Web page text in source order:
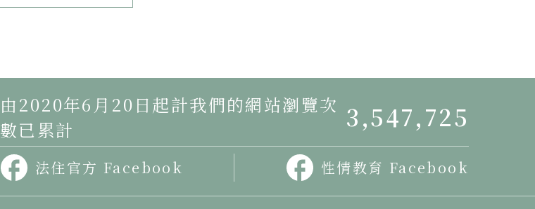
由2020年6月20日起計我們的網站瀏覽次
數已累計
3,547,725
法住官方 Facebook 性情教育 Facebook